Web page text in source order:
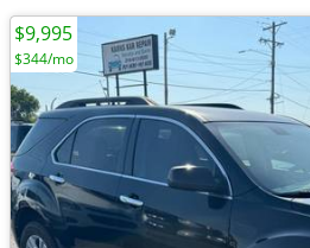
$9,995
$344/mo